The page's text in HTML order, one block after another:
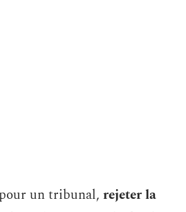
un tribunal, rejeter la